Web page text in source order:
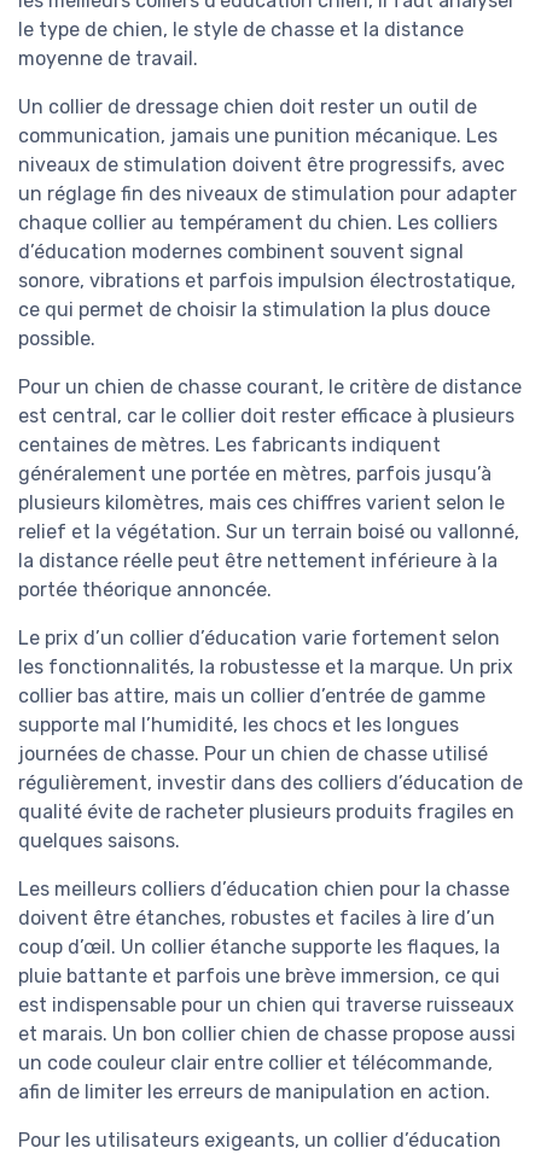
le type de chien, le style de chasse et la distance
moyenne de travail.
Un collier de dressage chien doit rester un outil de
communication, jamais une punition mécanique. Les
niveaux de stimulation doivent être progressifs, avec
un réglage fin des niveaux de stimulation pour adapter
chaque collier au tempérament du chien. Les colliers
d’éducation modernes combinent souvent signal
sonore, vibrations et parfois impulsion électrostatique,
ce qui permet de choisir la stimulation la plus douce
possible.
Pour un chien de chasse courant, le critère de distance
est central, car le collier doit rester efficace à plusieurs
centaines de mètres. Les fabricants indiquent
généralement une portée en mètres, parfois jusqu’à
plusieurs kilomètres, mais ces chiffres varient selon le
relief et la végétation. Sur un terrain boisé ou vallonné,
la distance réelle peut être nettement inférieure à la
portée théorique annoncée.
Le prix d’un collier d’éducation varie fortement selon
les fonctionnalités, la robustesse et la marque. Un prix
collier bas attire, mais un collier d’entrée de gamme
supporte mal l’humidité, les chocs et les longues
journées de chasse. Pour un chien de chasse utilisé
régulièrement, investir dans des colliers d’éducation de
qualité évite de racheter plusieurs produits fragiles en
quelques saisons.
Les meilleurs colliers d’éducation chien pour la chasse
doivent être étanches, robustes et faciles à lire d’un
coup d’œil. Un collier étanche supporte les flaques, la
pluie battante et parfois une brève immersion, ce qui
est indispensable pour un chien qui traverse ruisseaux
et marais. Un bon collier chien de chasse propose aussi
un code couleur clair entre collier et télécommande,
afin de limiter les erreurs de manipulation en action.
Pour les utilisateurs exigeants, un collier d’éducation